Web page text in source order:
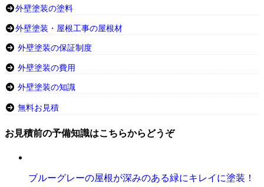
外壁塗装の塗料
外壁塗装・屋根工事の屋根材
外壁塗装の保証制度
外壁塗装の費用
外壁塗装の知識
無料お見積
お見積前の予備知識はこちらからどうぞ
ブルーグレーの屋根が深みのある緑にキレイに塗装！